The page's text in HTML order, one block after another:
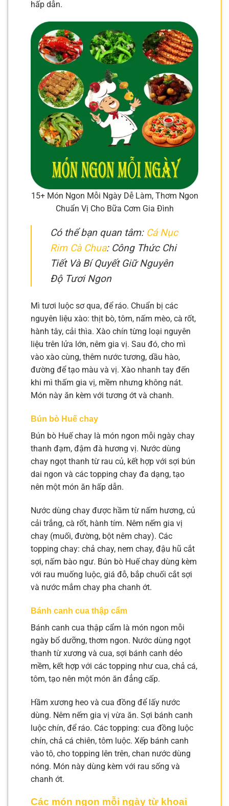
hấp dẫn.
15+ Món Ngon Mỗi Ngày Dễ Làm, Thơm Ngon
Chuẩn Vị Cho Bữa Cơm Gia Đình
Có thể bạn quan tâm: Cá Nục
Rim Cà Chua: Công Thức Chi
Tiết Và Bí Quyết Giữ Nguyên
Độ Tươi Ngon
Mì tươi luộc sơ qua, để ráo. Chuẩn bị các
nguyên liệu xào: thịt bò, tôm, nấm mèo, cà rốt,
hành tây, cải thìa. Xào chín từng loại nguyên
liệu trên lửa lớn, nêm gia vị. Sau đó, cho mì
vào xào cùng, thêm nước tương, dầu hào,
đường để tạo màu và vị. Xào nhanh tay đến
khi mì thấm gia vị, mềm nhưng không nát.
Món này ăn kèm với tương ớt và chanh.
Bún bò Huế chay
Bún bò Huế chay là món ngon mỗi ngày chay
thanh đạm, đậm đà hương vị. Nước dùng
chay ngọt thanh từ rau củ, kết hợp với sợi bún
dai ngon và các topping chay đa dạng, tạo
nên một món ăn hấp dẫn.
Nước dùng chay được hầm từ nấm hương, củ
cải trắng, cà rốt, hành tím. Nêm nếm gia vị
chay (muối, đường, bột nêm chay). Các
topping chay: chả chay, nem chay, đậu hũ cắt
sợi, nấm bào ngư. Bún bò Huế chay dùng kèm
với rau muống luộc, giá đỗ, bắp chuối cắt sợi
và nước mắm chay pha chanh ớt.
Bánh canh cua thập cẩm
Bánh canh cua thập cẩm là món ngon mỗi
ngày bổ dưỡng, thơm ngon. Nước dùng ngọt
thanh từ xương và cua, sợi bánh canh dẻo
mềm, kết hợp với các topping như cua, chả cá,
tôm, tạo nên một món ăn đẳng cấp.
Hầm xương heo và cua đồng để lấy nước
dùng. Nêm nếm gia vị vừa ăn. Sợi bánh canh
luộc chín, để ráo. Các topping: cua đồng luộc
chín, chả cá chiên, tôm luộc. Xếp bánh canh
vào tô, cho topping lên trên, chan nước dùng
nóng. Món này dùng kèm với rau sống và
chanh ớt.
Các món ngon mỗi ngày từ khoai